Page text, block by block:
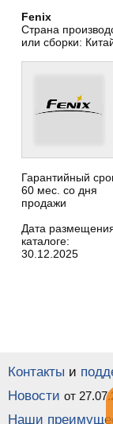
Fenix
Страна
или сборки:
Гарантийный
60 мес. со дня
продажи
Дата
каталоге:
30.12.2025
Контакты и
Новости от
Наши